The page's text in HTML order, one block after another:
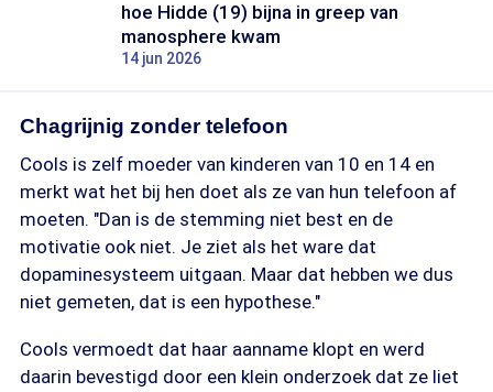
hoe Hidde (19) bijna in greep van
manosphere kwam
14 jun 2026
Chagrijnig zonder telefoon
Cools is zelf moeder van kinderen van 10 en 14 en
merkt wat het bij hen doet als ze van hun telefoon af
moeten. "Dan is de stemming niet best en de
motivatie ook niet. Je ziet als het ware dat
dopaminesysteem uitgaan. Maar dat hebben we dus
niet gemeten, dat is een hypothese."
Cools vermoedt dat haar aanname klopt en werd
daarin bevestigd door een klein onderzoek dat ze liet